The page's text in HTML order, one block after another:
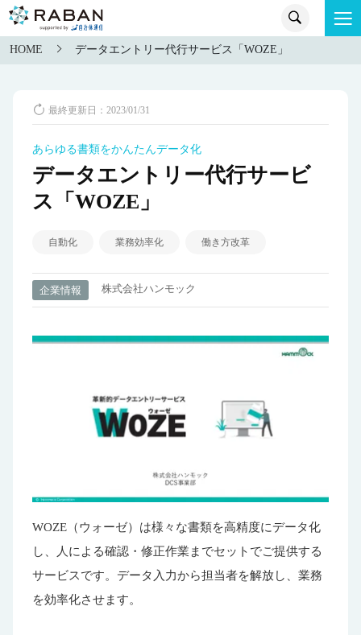
HOME データエントリー代行サービス「WOZE」
最終更新日：2023/01/31
あらゆる書類をかんたんデータ化
データエントリー代行サービ
ス「WOZE」
自動化 業務効率化 働き方改革
企業情報 株式会社ハンモック
WOZE（ウォーゼ）は様々な書類を高精度にデータ化
し、人による確認・修正作業までセットでご提供する
サービスです。データ入力から担当者を解放し、業務
を効率化させます。